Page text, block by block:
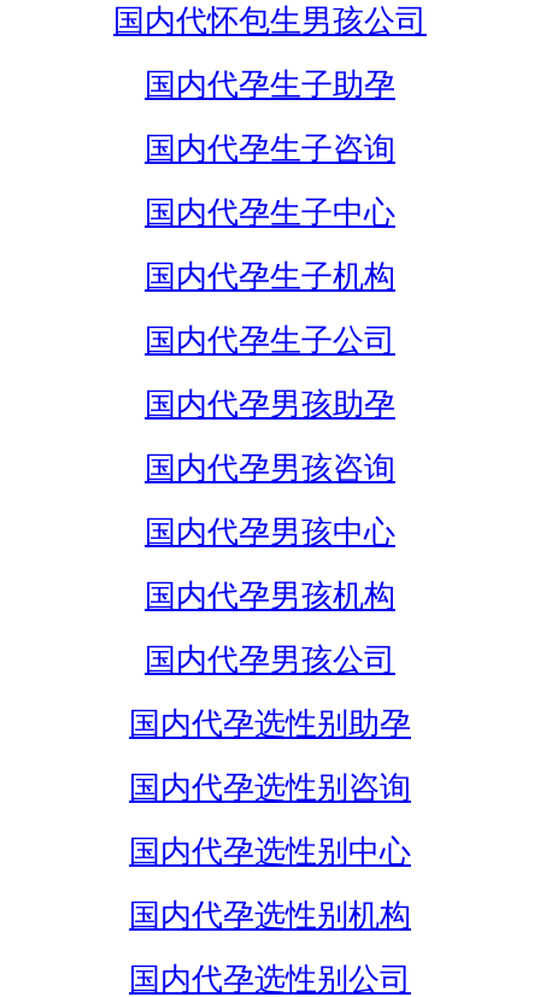
国内代怀包生男孩公司
国内代孕生子助孕
国内代孕生子咨询
国内代孕生子中心
国内代孕生子机构
国内代孕生子公司
国内代孕男孩助孕
国内代孕男孩咨询
国内代孕男孩中心
国内代孕男孩机构
国内代孕男孩公司
国内代孕选性别助孕
国内代孕选性别咨询
国内代孕选性别中心
国内代孕选性别机构
国内代孕选性别公司